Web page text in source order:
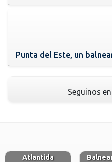
Punta del Este, un
Seguinos
Atlantida